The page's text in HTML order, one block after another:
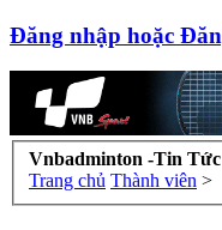
Đăng nhập hoặc
Vnbadminton -Tin
Trang chủ Thành viên >